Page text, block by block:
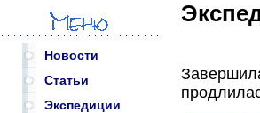
Новости
Статьи
Экспедиции